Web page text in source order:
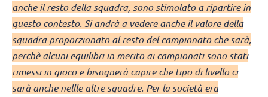
anche il resto della squadra, sono stimolato a ripartire in
questo contesto. Si andrà a vedere anche il valore della
squadra proporzionato al resto del campionato che sarà,
perchè alcuni equilibri in merito ai campionati sono stati
rimessi in gioco e bisognerà capire che tipo di livello ci
sarà anche nellle altre squadre. Per la società era